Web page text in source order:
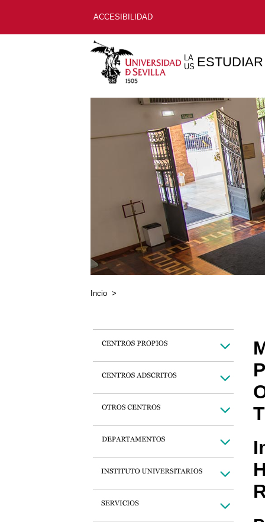
ACCESIBILIDAD
LA
US ESTUDIAR
Incio >